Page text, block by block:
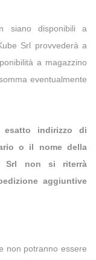
siano disponibili a
Srl provvederà a
a magazzino
eventualmente
indirizzo di
o il nome della
Srl non si riterrà
aggiuntive
non potranno essere